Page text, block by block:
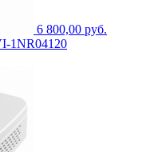
6 800,00 руб.
1NR04120